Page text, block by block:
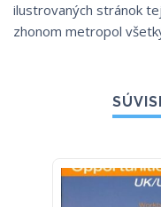
ilustrovaných stránok
zhonom metropol